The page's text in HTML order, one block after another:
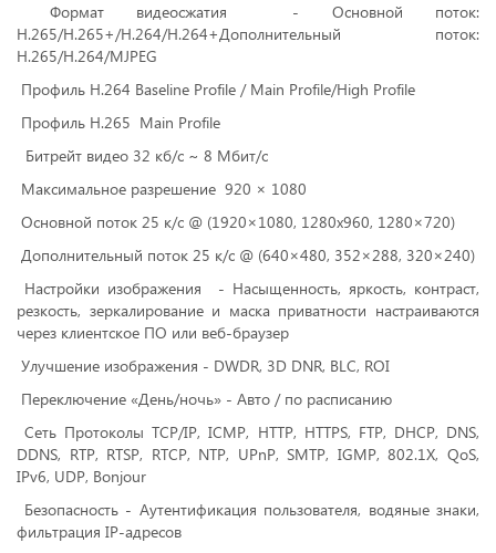
Формат видеосжатия - Основной поток:
H.265/H.265+/H.264/H.264+Дополнительный поток:
H.265/H.264/MJPEG
Профиль H.264 Baseline Profile / Main Profile/High Profile
Профиль H.265 Main Profile
Битрейт видео 32 кб/с ~ 8 Мбит/с
Максимальное разрешение 920 × 1080
Основной поток 25 к/с @ (1920×1080, 1280х960, 1280×720)
Дополнительный поток 25 к/с @ (640×480, 352×288, 320×240)
Настройки изображения - Насыщенность, яркость, контраст,
резкость, зеркалирование и маска приватности настраиваются
через клиентское ПО или веб-браузер
Улучшение изображения - DWDR, 3D DNR, BLC, ROI
Переключение «День/ночь» - Авто / по расписанию
Сеть Протоколы TCP/IP, ICMP, HTTP, HTTPS, FTP, DHCP, DNS,
DDNS, RTP, RTSP, RTCP, NTP, UPnP, SMTP, IGMP, 802.1X, QoS,
IPv6, UDP, Bonjour
Безопасность - Аутентификация пользователя, водяные знаки,
фильтрация IP-адресов